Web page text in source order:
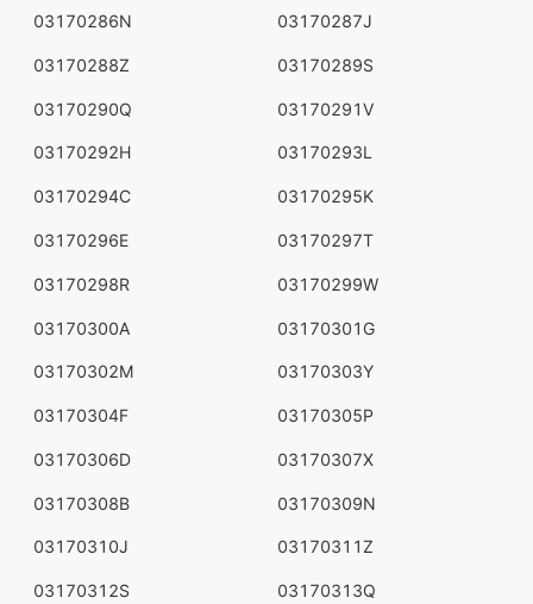
03170286N 03170287J
03170288Z 03170289S
03170290Q 03170291V
03170292H 03170293L
03170294C 03170295K
03170296E 03170297T
03170298R 03170299W
03170300A 03170301G
03170302M 03170303Y
03170304F 03170305P
03170306D 03170307X
03170308B 03170309N
03170310J 03170311Z
03170312S 03170313Q